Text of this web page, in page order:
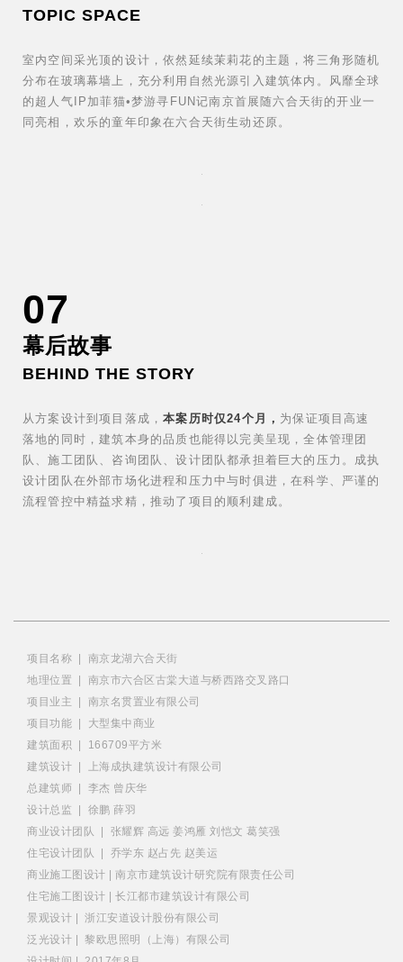
TOPIC SPACE
室内空间采光顶的设计，依然延续茉莉花的主题，将三角形随机
分布在玻璃幕墙上，充分利用自然光源引入建筑体内。风靡全球
的超人气IP加菲猫•梦游寻FUN记南京首展随六合天街的开业一
同亮相，欢乐的童年印象在六合天街生动还原。
07
幕后故事
BEHIND THE STORY
从方案设计到项目落成，本案历时仅24个月， 为保证项目高速
落地的同时，建筑本身的品质也能得以完美呈现，全体管理团
队、施工团队、咨询团队、设计团队都承担着巨大的压力。成执
设计团队在外部市场化进程和压力中与时俱进，在科学、严谨的
流程管控中精益求精，推动了项目的顺利建成。
项目名称 | 南京龙湖六合天街
地理位置 | 南京市六合区古棠大道与桥西路交叉路口
项目业主 | 南京名贯置业有限公司
项目功能 | 大型集中商业
建筑面积 | 166709平方米
建筑设计 | 上海成执建筑设计有限公司
总建筑师 | 李杰 曾庆华
设计总监 | 徐鹏 薛羽
商业设计团队 | 张耀辉 高远 姜鸿雁 刘恺文 葛笑强
住宅设计团队 | 乔学东 赵占先 赵美运
商业施工图设计 | 南京市建筑设计研究院有限责任公司
住宅施工图设计 | 长江都市建筑设计有限公司
景观设计 | 浙江安道设计股份有限公司
泛光设计 | 黎欧思照明（上海）有限公司